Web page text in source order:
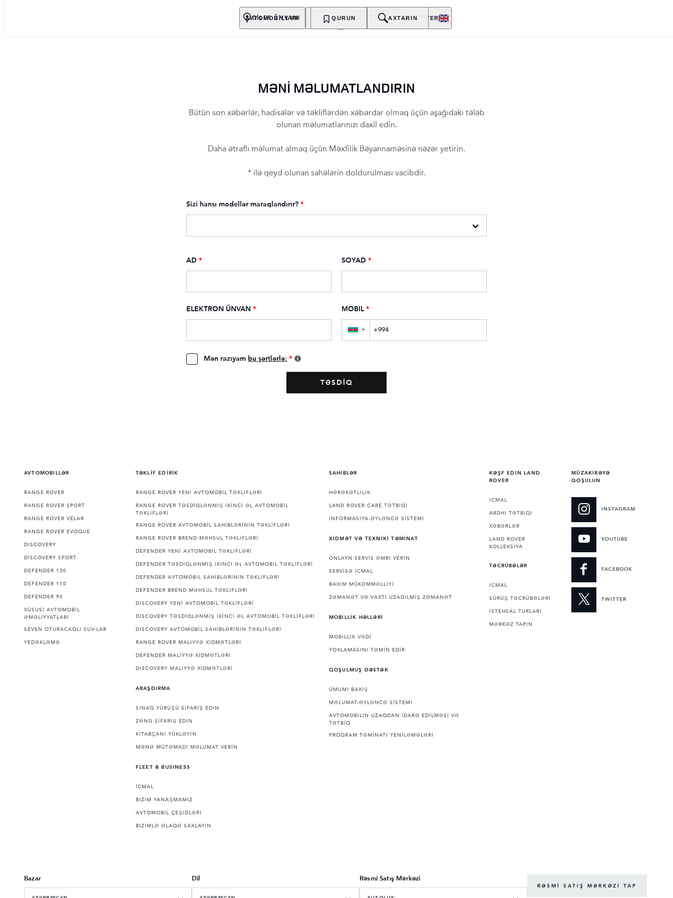
AVTOMOBİLLƏR SAHİBLƏR KƏŞF EDİN ALIŞ-VERİŞ
DİLER ÜNVANI QURUN AXTARIN
MƏNİ MƏLUMATLANDIRIN
Bütün son xəbərlər, hadisələr və təkliflərdən xəbərdar olmaq üçün aşağıdakı tələb
olunan məlumatlarınızı daxil edin.
Daha ətraflı məlumat almaq üçün Məxfilik Bəyannaməsinə nəzər yetirin.
* ilə qeyd olunan sahələrin doldurulması vacibdir.
Sizi hansı modellər maraqlandırır? *
AD * SOYAD *
ELEKTRON ÜNVAN * MOBIL *
▼
Mən razıyam bu şərtlərlə: *
AVTOMOBILLƏR
RANGE ROVER
RANGE ROVER SPORT
RANGE ROVER VELAR
RANGE ROVER EVOQUE
DISCOVERY
DISCOVERY SPORT
DEFENDER 130
DEFENDER 110
DEFENDER 90
XÜSUSİ AVTOMOBİL
ƏMƏLİYYATLARI
SEVEN OTURACAQLI SUV-LAR
YEDƏKLƏMƏ
TƏKLİF EDİRİK
RANGE ROVER YENİ AVTOMOBİL TƏKLİFLƏRİ
RANGE ROVER TƏSDİQLƏNMİŞ İKİNCİ ƏL AVTOMOBİL
TƏKLİFLƏRİ
RANGE ROVER AVTOMOBİL SAHİBLƏRİNİN TƏKLİFLƏRİ
RANGE ROVER BREND MƏHSUL TƏKLİFLƏRİ
DEFENDER YENİ AVTOMOBİL TƏKLİFLƏRİ
DEFENDER TƏSDİQLƏNMİŞ İKİNCİ ƏL AVTOMOBİL TƏKLİFLƏRİ
DEFENDER AVTOMOBİL SAHİBLƏRİNİN TƏKLİFLƏRİ
DEFENDER BREND MƏHSUL TƏKLİFLƏRİ
DISCOVERY YENİ AVTOMOBİL TƏKLİFLƏRİ
DISCOVERY TƏSDİQLƏNMİŞ İKİNCİ ƏL AVTOMOBİL TƏKLİFLƏRİ
DISCOVERY AVTOMOBİL SAHİBLƏRİNİN TƏKLİFLƏRİ
RANGE ROVER MALİYYƏ XİDMƏTLƏRİ
DEFENDER MALİYYƏ XİDMƏTLƏRİ
DISCOVERY MALİYYƏ XİDMƏTLƏRİ
ARAŞDIRMA
SINAQ YÜRÜŞÜ SİFARİŞ EDİN
ZƏNG SİFARİŞ EDİN
KİTABÇANI YÜKLƏYİN
MƏNƏ MÜTƏMADİ MƏLUMAT VERİN
FLEET & BUSINESS
İCMAL
BIZIM YANAŞMAMIZ
AVTOMOBIL ÇEŞIDLƏRI
BIZIMLƏ ƏLAQƏ SAXLAYIN
SAHİBLƏR
HƏRƏKƏTLİLİK
LAND ROVER CARE TƏTBİQİ
İNFORMASİYA-ƏYLƏNCƏ SİSTEMİ
XİDMƏT VƏ TEXNİKİ TƏMİNAT
ONLAYN SERVİS ƏMRİ VERİN
SERVİSƏ İCMAL
BAXIM MÜKƏMMƏLLİYİ
ZƏMANƏT VƏ VAXTI UZADILMIŞ ZƏMANƏT
MOBİLLİK HƏLLƏRİ
MOBİLLİK VƏDİ
YOXLAMASINI TƏMİN EDİR
QOŞULMUŞ DƏSTƏK
ÜMUMI BAXIŞ
MƏLUMAT-ƏYLƏNCƏ SİSTEMİ
AVTOMOBİLİN UZAQDAN İDARƏ EDİLMƏSİ VƏ
TƏTBİQ
PROQRAM TƏMİNATI YENİLƏMƏLƏRİ
KƏŞF EDIN LAND
ROVER
İCMAL
ARDHI TƏTBIQI
XƏBƏRLƏR
LAND ROVER
KOLLEKSIYA
TƏCRÜBƏLƏR
İCMAL
SÜRÜŞ TƏCRÜBƏLƏRI
İSTEHSAL TURLARI
MƏRKƏZ TAPIN
MÜZAKİRƏYƏ
QOŞULUN
INSTAGRAM
YOUTUBE
FACEBOOK
TWITTER
Bazar Dil Rəsmi Satış Mərkəzi
RƏSMI SATIŞ MƏRKƏZI TAP